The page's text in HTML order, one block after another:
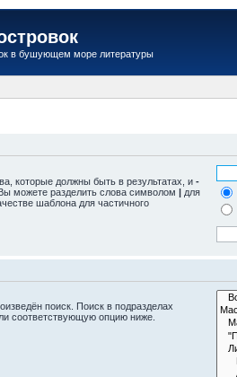
в бушующем море литературы
которые должны быть в результатах, и -
можете разделить слова символом | для
шаблона для частичного
поиск. Поиск в подразделах
соответствующую опцию ниже.